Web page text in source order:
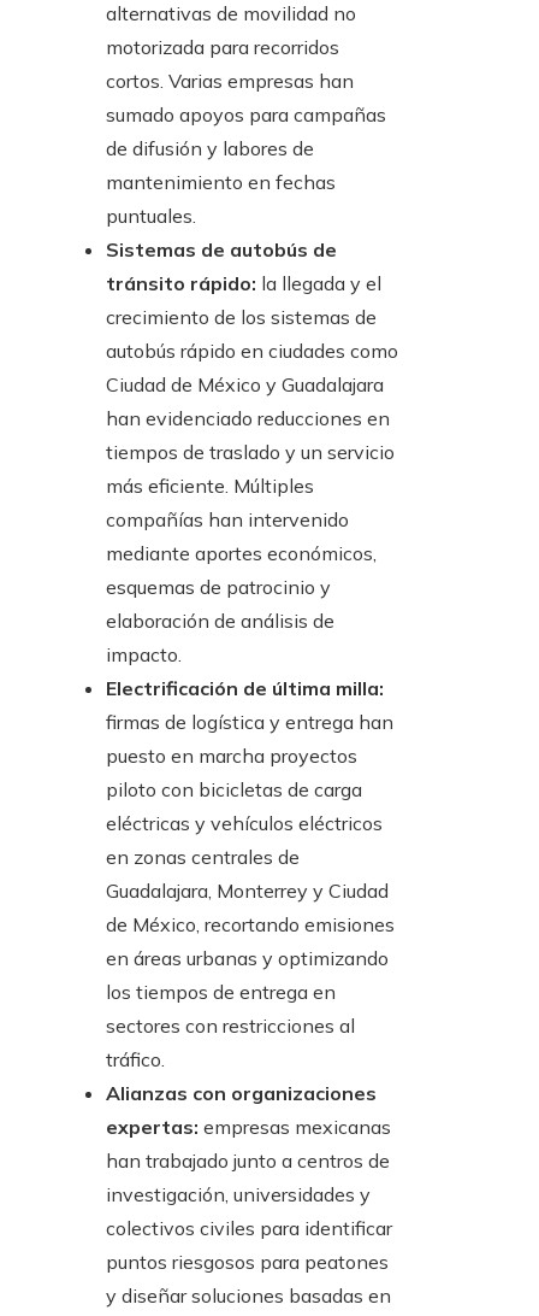
alternativas de movilidad no
motorizada para recorridos
cortos. Varias empresas han
sumado apoyos para campañas
de difusión y labores de
mantenimiento en fechas
puntuales.
Sistemas de autobús de
tránsito rápido: la llegada y el
crecimiento de los sistemas de
autobús rápido en ciudades como
Ciudad de México y Guadalajara
han evidenciado reducciones en
tiempos de traslado y un servicio
más eficiente. Múltiples
compañías han intervenido
mediante aportes económicos,
esquemas de patrocinio y
elaboración de análisis de
impacto.
Electrificación de última milla:
firmas de logística y entrega han
puesto en marcha proyectos
piloto con bicicletas de carga
eléctricas y vehículos eléctricos
en zonas centrales de
Guadalajara, Monterrey y Ciudad
de México, recortando emisiones
en áreas urbanas y optimizando
los tiempos de entrega en
sectores con restricciones al
tráfico.
Alianzas con organizaciones
expertas: empresas mexicanas
han trabajado junto a centros de
investigación, universidades y
colectivos civiles para identificar
puntos riesgosos para peatones
y diseñar soluciones basadas en